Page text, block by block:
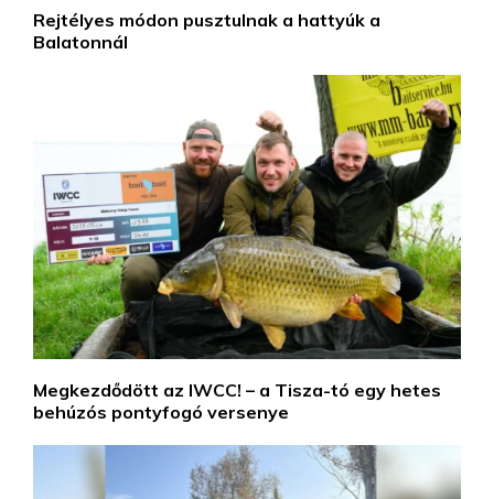
Rejtélyes módon pusztulnak a hattyúk a
Balatonnál
Megkezdődött az IWCC! – a Tisza-tó egy hetes
behúzós pontyfogó versenye